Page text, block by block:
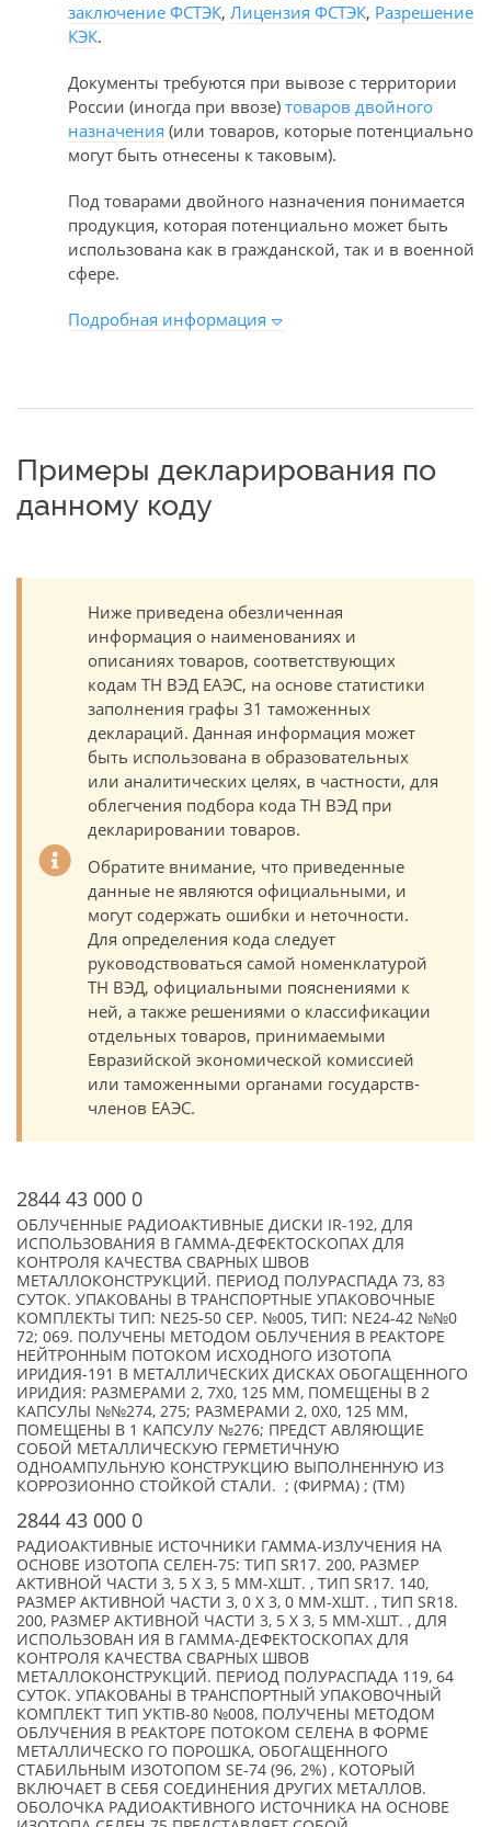
заключение ФСТЭК, Лицензия ФСТЭК, Разрешение
КЭК.
Документы требуются при вывозе с территории
России (иногда при ввозе) товаров двойного
назначения (или товаров, которые потенциально
могут быть отнесены к таковым).
Под товарами двойного назначения понимается
продукция, которая потенциально может быть
использована как в гражданской, так и в военной
сфере.
Подробная информация
Примеры декларирования по
данному коду
Ниже приведена обезличенная
информация о наименованиях и
описаниях товаров, соответствующих
кодам ТН ВЭД ЕАЭС, на основе статистики
заполнения графы 31 таможенных
деклараций. Данная информация может
быть использована в образовательных
или аналитических целях, в частности, для
облегчения подбора кода ТН ВЭД при
декларировании товаров.
Обратите внимание, что приведенные
данные не являются официальными, и
могут содержать ошибки и неточности.
Для определения кода следует
руководствоваться самой номенклатурой
ТН ВЭД, официальными пояснениями к
ней, а также решениями о классификации
отдельных товаров, принимаемыми
Евразийской экономической комиссией
или таможенными органами государств-
членов ЕАЭС.
2844 43 000 0
ОБЛУЧЕННЫЕ РАДИОАКТИВНЫЕ ДИСКИ IR-192, ДЛЯ
ИСПОЛЬЗОВАНИЯ В ГАММА-ДЕФЕКТОСКОПАХ ДЛЯ
КОНТРОЛЯ КАЧЕСТВА СВАРНЫХ ШВОВ
МЕТАЛЛОКОНСТРУКЦИЙ. ПЕРИОД ПОЛУРАСПАДА 73, 83
СУТОК. УПАКОВАНЫ В ТРАНСПОРТНЫЕ УПАКОВОЧНЫЕ
КОМПЛЕКТЫ ТИП: NE25-50 СЕР. №005, ТИП: NE24-42 №№0
72; 069. ПОЛУЧЕНЫ МЕТОДОМ ОБЛУЧЕНИЯ В РЕАКТОРЕ
НЕЙТРОННЫМ ПОТОКОМ ИСХОДНОГО ИЗОТОПА
ИРИДИЯ-191 В МЕТАЛЛИЧЕСКИХ ДИСКАХ ОБОГАЩЕННОГО
ИРИДИЯ: РАЗМЕРАМИ 2, 7Х0, 125 ММ, ПОМЕЩЕНЫ В 2
КАПСУЛЫ №№274, 275; РАЗМЕРАМИ 2, 0Х0, 125 ММ,
ПОМЕЩЕНЫ В 1 КАПСУЛУ №276; ПРЕДСТ АВЛЯЮЩИЕ
СОБОЙ МЕТАЛЛИЧЕСКУЮ ГЕРМЕТИЧНУЮ
ОДНОАМПУЛЬНУЮ КОНСТРУКЦИЮ ВЫПОЛНЕННУЮ ИЗ
КОРРОЗИОННО СТОЙКОЙ СТАЛИ. ; (ФИРМА) ; (TM)
2844 43 000 0
РАДИОАКТИВНЫЕ ИСТОЧНИКИ ГАММА-ИЗЛУЧЕНИЯ НА
ОСНОВЕ ИЗОТОПА СЕЛЕН-75: ТИП SR17. 200, РАЗМЕР
АКТИВНОЙ ЧАСТИ 3, 5 Х 3, 5 ММ-XШТ. , ТИП SR17. 140,
РАЗМЕР АКТИВНОЙ ЧАСТИ 3, 0 Х 3, 0 ММ-XШТ. , ТИП SR18.
200, РАЗМЕР АКТИВНОЙ ЧАСТИ 3, 5 Х 3, 5 ММ-XШТ. , ДЛЯ
ИСПОЛЬЗОВАН ИЯ В ГАММА-ДЕФЕКТОСКОПАХ ДЛЯ
КОНТРОЛЯ КАЧЕСТВА СВАРНЫХ ШВОВ
МЕТАЛЛОКОНСТРУКЦИЙ. ПЕРИОД ПОЛУРАСПАДА 119, 64
СУТОК. УПАКОВАНЫ В ТРАНСПОРТНЫЙ УПАКОВОЧНЫЙ
КОМПЛЕКТ ТИП УКТIВ-80 №008, ПОЛУЧЕНЫ МЕТОДОМ
ОБЛУЧЕНИЯ В РЕАКТОРЕ ПОТОКОМ СЕЛЕНА В ФОРМЕ
МЕТАЛЛИЧЕСКО ГО ПОРОШКА, ОБОГАЩЕННОГО
СТАБИЛЬНЫМ ИЗОТОПОМ SE-74 (96, 2%) , КОТОРЫЙ
ВКЛЮЧАЕТ В СЕБЯ СОЕДИНЕНИЯ ДРУГИХ МЕТАЛЛОВ.
ОБОЛОЧКА РАДИОАКТИВНОГО ИСТОЧНИКА НА ОСНОВЕ